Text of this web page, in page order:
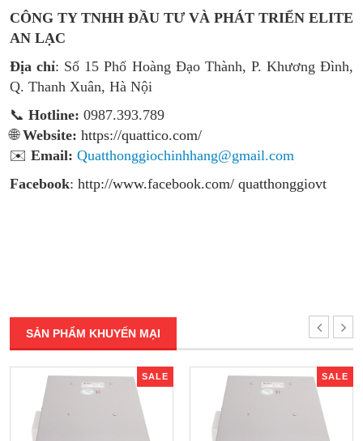
CÔNG TY TNHH ĐẦU TƯ VÀ PHÁT TRIỂN ELITE
AN LẠC
Địa chỉ: Số 15 Phố Hoàng Đạo Thành, P. Khương Đình,
Q. Thanh Xuân, Hà Nội
📞 Hotline: 0987.393.789
🌐Website: https://quattico.com/
✉️ Email: Quatthonggiochinhhang@gmail.com
Facebook: http://www.facebook.com/ quatthonggiovt
SẢN PHẨM KHUYẾN MẠI
SALE SALE